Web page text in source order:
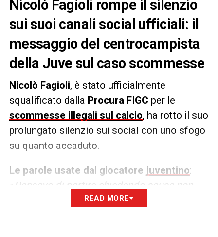
Nicolò Fagioli rompe il silenzio
sui suoi canali social ufficiali: il
messaggio del centrocampista
della Juve sul caso scommesse
Nicolò Fagioli, è stato ufficialmente
squalificato dalla Procura FIGC per le
scommesse illegali sul calcio, ha rotto il suo
prolungato silenzio sui social con uno sfogo
su quanto accaduto.
Le parole usate dal giocatore juventino:
Pensavo di partire chiedendo scusa non
solo ai tifosi bianconeri, ma a tutti i tifosi del
ingenuo che ho fatto. Invece no, sono
READ MORE